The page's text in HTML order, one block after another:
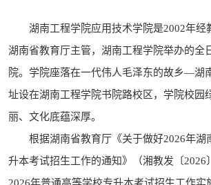
湖南工程学院应用技术学院是2002年经
湖南省教育厅主管，湖南工程学院举办的全
院。学院座落在一代伟人毛泽东的故乡—湖
址设在湖南工程学院书院路校区，学院校园
丽、文化底蕴深厚。
根据湖南省教育厅《关于做好2026年湖
升本考试招生工作的通知》（湘教发〔2026
2026年普通高等学校专升本考试招生工作实